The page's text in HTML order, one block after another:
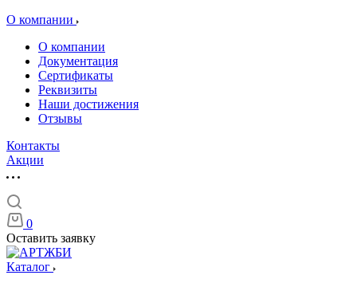
О компании
О компании
Документация
Сертификаты
Реквизиты
Наши достижения
Отзывы
Контакты
Акции
0
Оставить заявку
Каталог